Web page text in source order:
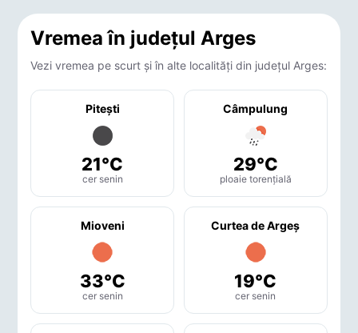
Vremea în județul Arges
Vezi vremea pe scurt și în alte localități din județul Arges:
Piteşti
21°C
cer senin
Câmpulung
29°C
ploaie torențială
Mioveni
33°C
cer senin
Curtea de Argeş
19°C
cer senin